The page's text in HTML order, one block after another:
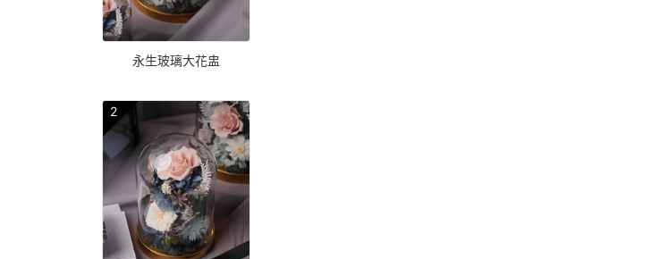
永生玻璃大花盅
2